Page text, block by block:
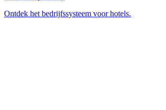
Ontdek het bedrijfssysteem voor hotels.